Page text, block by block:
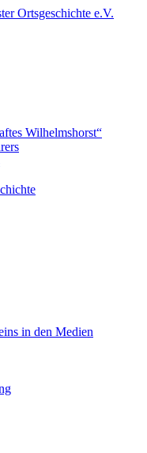
Wilhelmshorst“
in den Medien